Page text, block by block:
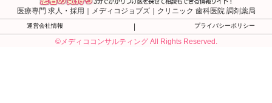
医療専門 求人・採用｜メディコジョブズ｜クリニック 歯科医院 調剤薬局
運営会社情報 プライバシーポリシー
©メディココンサルティング All Rights Reserved.